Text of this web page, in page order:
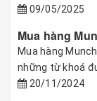
09/05/2025
Mua hàng
Mua hàng
những từ khoá
20/11/2024